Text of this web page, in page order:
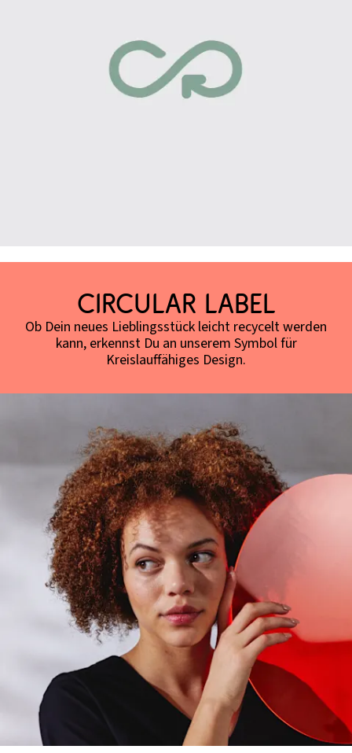
Circular Label
Ob Dein neues Lieblingsstück leicht recycelt werden
kann, erkennst Du an unserem Symbol für
Kreislauffähiges Design.